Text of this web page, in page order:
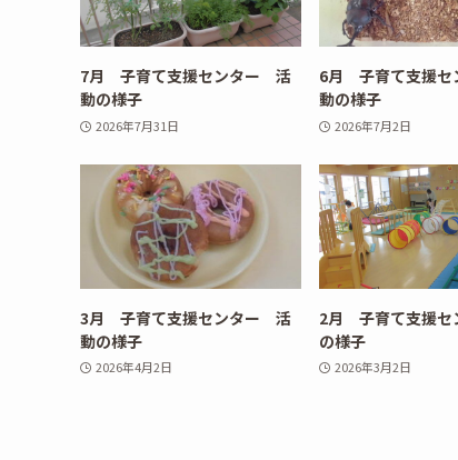
7月 子育て支援センター 活
動の様子
2026年7月31日
6月 子育て支援
動の様子
2026年7月2日
3月 子育て支援センター 活
動の様子
2026年4月2日
2月 子育て支援セ
の様子
2026年3月2日